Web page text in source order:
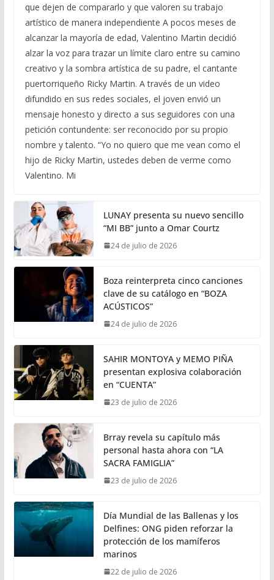
que dejen de compararlo y que valoren su trabajo
artístico de manera independiente A pocos meses de
alcanzar la mayoría de edad, Valentino Martin decidió
alzar la voz para trazar un límite claro entre su camino
creativo y la sombra artística de su padre, el cantante
puertorriqueño Ricky Martin. A través de un video
difundido en sus redes sociales, el joven envió un
mensaje honesto y directo a sus seguidores con una
petición contundente: ser reconocido por su propio
nombre y talento. “Yo no quiero que me vean como el
hijo de Ricky Martin, ustedes deben de verme como
Valentino. Mi
LUNAY presenta su nuevo sencillo
“MI BB” junto a Omar Courtz
24 de julio de 2026
Boza reinterpreta cinco canciones
clave de su catálogo en “BOZA
ACÚSTICOS”
24 de julio de 2026
SAHIR MONTOYA y MEMO PIÑA
presentan explosiva colaboración
en “CUENTA”
23 de julio de 2026
Brray revela su capítulo más
personal hasta ahora con “LA
SACRA FAMIGLIA”
23 de julio de 2026
Día Mundial de las Ballenas y los
Delfines: ONG piden reforzar la
protección de los mamíferos
marinos
22 de julio de 2026